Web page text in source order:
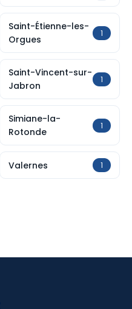
Saint-Étienne-les-
Orgues
1
Saint-Vincent-sur-
Jabron
1
Simiane-la-
Rotonde
1
Valernes 1